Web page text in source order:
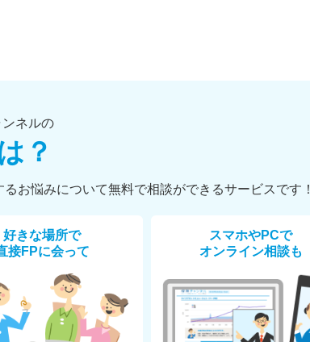
ネルの
？
お悩みについて無料で相談ができるサービスです！
好きな場所で
接FPに会って
スマホやPCで
オンライン相談も